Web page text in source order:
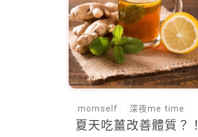
momself 深夜me time
夏天吃薑改善體質？！